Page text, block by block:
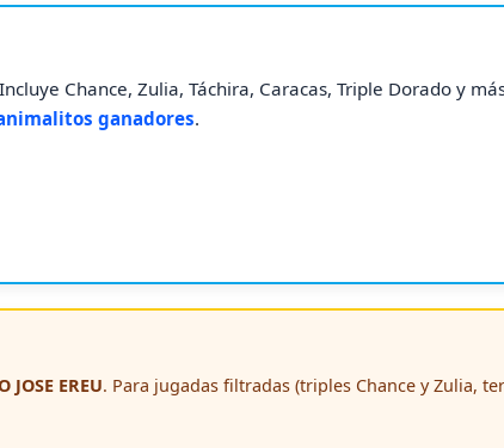
Chance, Zulia, Táchira, Caracas, Triple Dorado y
ganadores.
JOSE EREU. Para jugadas filtradas (triples Chance y Zulia,